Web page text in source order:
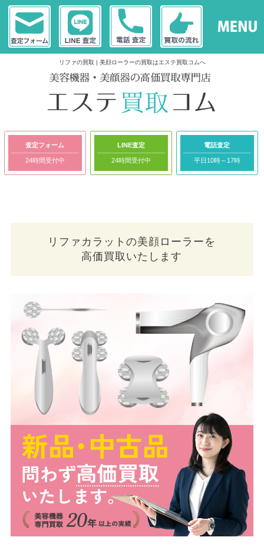
リファの買取 | 美顔ローラーの買取はエステ買取コムへ
査定フォーム
24時間受付中
LINE査定
24時間受付中
電話査定
平日10時～17時
リファカラットの美顔ローラーを
高価買取いたします